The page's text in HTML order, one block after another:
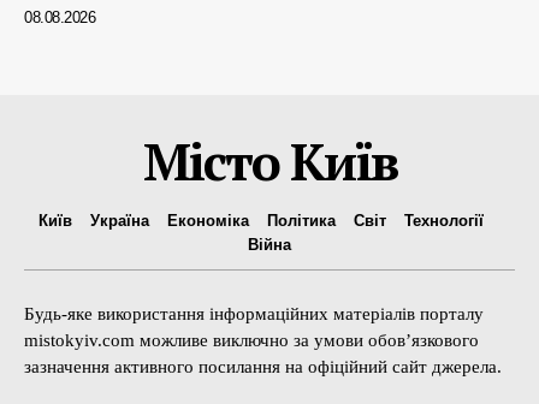
08.08.2026
Місто Київ
Київ Україна Економіка Політика Світ
Технології
Війна
Будь-яке використання інформаційних матеріалів порталу
mistokyiv.com можливе виключно за умови обов’язкового
зазначення активного посилання на офіційний сайт джерела.